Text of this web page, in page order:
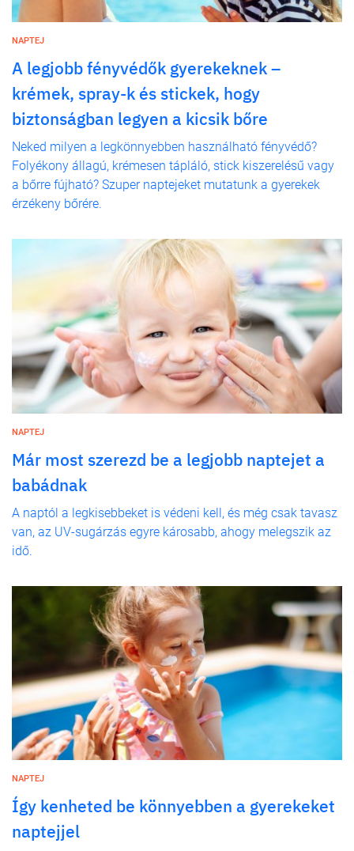
NAPTEJ
A legjobb fényvédők gyerekeknek –
krémek, spray-k és stickek, hogy
biztonságban legyen a kicsik bőre
Neked milyen a legkönnyebben használható fényvédő?
Folyékony állagú, krémesen tápláló, stick kiszerelésű vagy
a bőrre fújható? Szuper naptejeket mutatunk a gyerekek
érzékeny bőrére.
NAPTEJ
Már most szerezd be a legjobb naptejet a
babádnak
A naptól a legkisebbeket is védeni kell, és még csak tavasz
van, az UV-sugárzás egyre károsabb, ahogy melegszik az
idő.
NAPTEJ
Így kenheted be könnyebben a gyerekeket
naptejjel